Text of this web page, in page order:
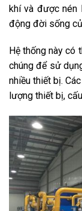
khí và được nén
động đời sống
Hệ thống này có
chúng để sử
nhiều thiết bị.
lượng thiết bị,